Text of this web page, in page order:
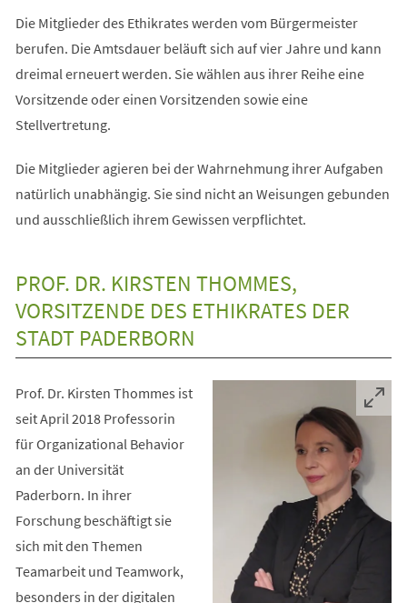
Die Mitglieder des Ethikrates werden vom Bürgermeister
berufen. Die Amtsdauer beläuft sich auf vier Jahre und kann
dreimal erneuert werden. Sie wählen aus ihrer Reihe eine
Vorsitzende oder einen Vorsitzenden sowie eine
Stellvertretung.
Die Mitglieder agieren bei der Wahrnehmung ihrer Aufgaben
natürlich unabhängig. Sie sind nicht an Weisungen gebunden
und ausschließlich ihrem Gewissen verpflichtet.
PROF. DR. KIRSTEN THOMMES,
VORSITZENDE DES ETHIKRATES DER
STADT PADERBORN
Prof. Dr. Kirsten Thommes ist
seit April 2018 Professorin
für Organizational Behavior
an der Universität
Paderborn. In ihrer
Forschung beschäftigt sie
sich mit den Themen
Teamarbeit und Teamwork,
besonders in der digitalen